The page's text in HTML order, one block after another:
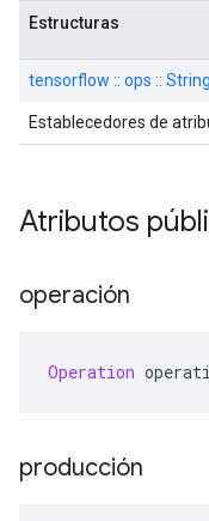
Estructuras
tensorflow :: ops ::
Establecedores de
Atributos
operación
Operation
producción